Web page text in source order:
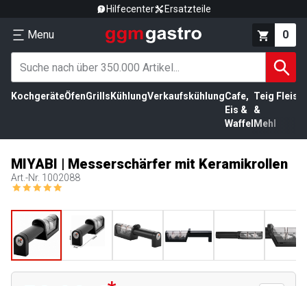
Hilfecenter Ersatzteile
Menu 0
KochgeräteÖfenGrills KühlungVerkaufskühlungCafe,
Eis &
Waffel
Teig
&
Mehl
MIYABI | Messerschärfer mit Keramikrollen
Art.-Nr. 1002088